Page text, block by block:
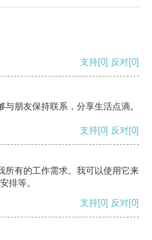
支持[0] 反对[0]
朋友保持联系，分享生活点滴。
支持[0] 反对[0]
所有的工作需求。我可以使用它来
排等。
支持[0] 反对[0]